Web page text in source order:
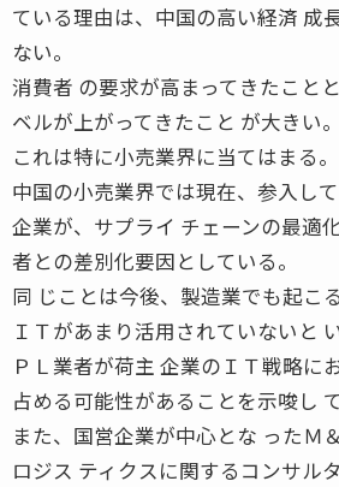
ている理由は、中国の高い経済 成
ない。
消費者 の要求が高まってきたこと
ベルが上がってきたこと が大きい。
これは特に小売業界に当てはまる。
中国の小売業界では現在、参入し
企業が、サプライ チェーンの最適
者との差別化要因としている。
同 じことは今後、製造業でも起こ
ＩＴがあまり活用されていないと
ＰＬ業者が荷主 企業のＩＴ戦略に
占める可能性があることを示唆し
また、国営企業が中心とな ったＭ
ロジス ティクスに関するコンサル